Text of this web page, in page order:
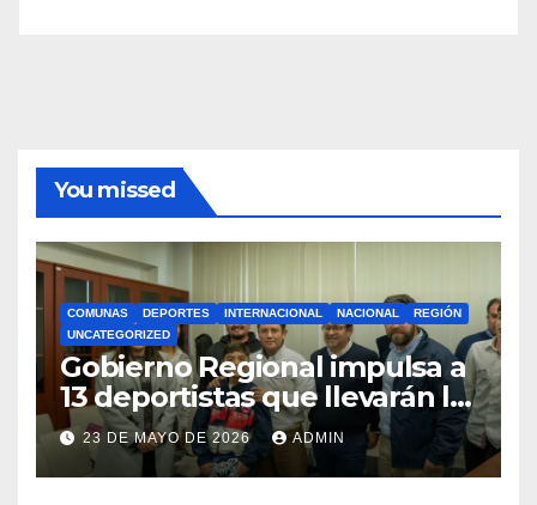
You missed
COMUNAS DEPORTES INTERNACIONAL NACIONAL
REGIÓN
UNCATEGORIZED
Gobierno Regional impulsa a
13 deportistas que llevarán la
bandera maulina a
competencias
internacionales
23 DE MAYO DE 2026 ADMIN